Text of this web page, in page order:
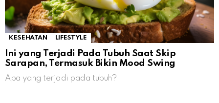
KESEHATAN LIFESTYLE
Ini yang Terjadi Pada Tubuh Saat Skip
Sarapan, Termasuk Bikin Mood Swing
Apa yang terjadi pada tubuh?